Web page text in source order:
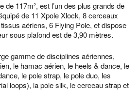
de 117m², est l’un des plus grands de
de 11 Xpole Xlock, 8 cerceaux
aériens, 6 Flying Pole, et dispose
sous plafond est de 3,90 mètres.
gamme de disciplines aériennes,
le hamac aérien, le heels & dance, le
le pole strap, le pole duo, les
loops), la pole silk, le cerceau strap et